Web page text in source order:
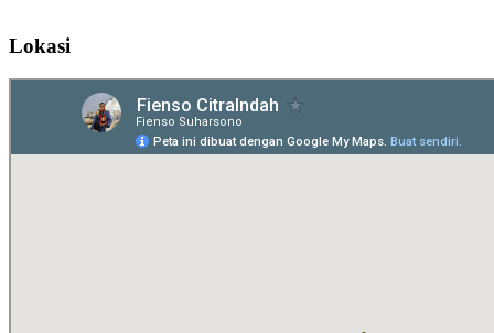
Lokasi